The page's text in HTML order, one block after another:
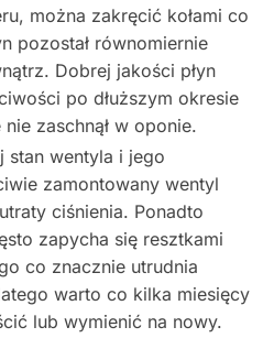
można zakręcić kołami co
pozostał równomiernie
Dobrej jakości płyn
po dłuższym okresie
zaschnął w oponie.
stan wentyla i jego
zamontowany wentyl
ciśnienia. Ponadto
zapycha się resztkami
co znacznie utrudnia
warto co kilka miesięcy
lub wymienić na nowy.